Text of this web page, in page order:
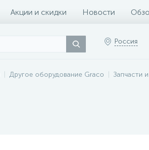
Акции и скидки Новости
Россия
Другое оборудование Graco Запчасти